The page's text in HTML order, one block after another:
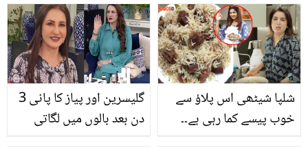
سکتا ہے
اروی کھائیے۔۔ اس کے
خواص آپ کو بھی حیران
کردیں گے
گلیسرین اور پیاز کا پانی 3
دن بعد بالوں میں لگاتی
شلپا شیٹھی اس پلاؤ سے
خوب پیسے کما رہی ہے۔۔